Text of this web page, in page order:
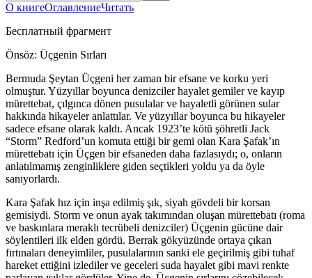
О книгеОглавлениеЧитать
Бесплатный фрагмент
Önsöz: Üçgenin Sırları
Bermuda Şeytan Üçgeni her zaman bir efsane ve korku yeri
olmuştur. Yüzyıllar boyunca denizciler hayalet gemiler ve kayıp
mürettebat, çılgınca dönen pusulalar ve hayaletli görünen sular
hakkında hikayeler anlattılar. Ve yüzyıllar boyunca bu hikayeler
sadece efsane olarak kaldı. Ancak 1923’te kötü şöhretli Jack
“Storm” Redford’un komuta ettiği bir gemi olan Kara Şafak’ın
mürettebatı için Üçgen bir efsaneden daha fazlasıydı; o, onların
anlatılmamış zenginliklere giden seçtikleri yoldu ya da öyle
sanıyorlardı.
Kara Şafak hız için inşa edilmiş şık, siyah gövdeli bir korsan
gemisiydi. Storm ve onun ayak takımından oluşan mürettebatı (roma
ve baskınlara meraklı tecrübeli denizciler) Üçgenin gücüne dair
söylentileri ilk elden gördü. Berrak gökyüzünde ortaya çıkan
fırtınaları deneyimliler, pusulalarının sanki ele geçirilmiş gibi tuhaf
hareket ettiğini izlediler ve geceleri suda hayalet gibi mavi renkte